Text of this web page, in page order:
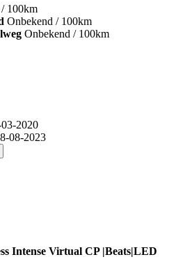
100km
Onbekend / 100km
Onbekend / 100km
2020
08-2023
Intense Virtual CP |Beats|LED